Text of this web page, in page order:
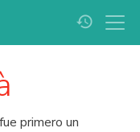
history
primero un